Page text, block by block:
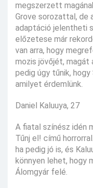
megszerzett
Grove sorozattal, de
adaptáció jelentheti
előzetese már
van arra, hogy
mozis jövőjét, magát
pedig úgy tűnik, hogy
amilyet érdemlünk.
Daniel Kaluuya, 27
A fiatal színész idén
Tűnj el! című
ha pedig jó is, és
könnyen lehet, hogy
Álomgyár felé.